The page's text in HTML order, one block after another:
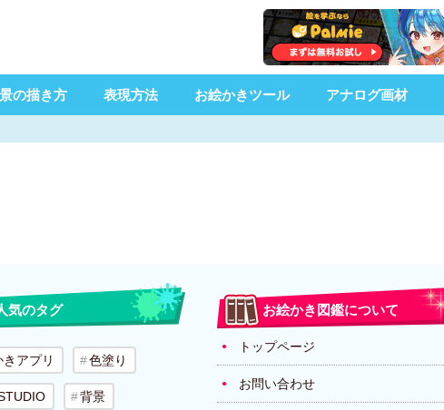
の描き方 表現方法 お絵かきツール アナログ画材
気のタグ
アプリ 色塗り
背景
お絵かき図鑑について
トップページ
お問い合わせ